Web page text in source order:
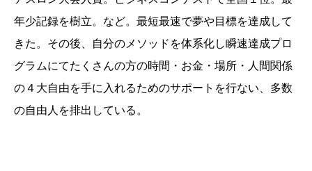
年少記録を樹立。など。最短最速で夢や目標を達成して
きた。その後、自分のメソッドを体系化し瞬速達成プロ
グラムにてたくさんの方の時間・お金・場所・人間関係
の４大自由を手に入れるためのサポートを行ない、多数
の自由人を排出している。